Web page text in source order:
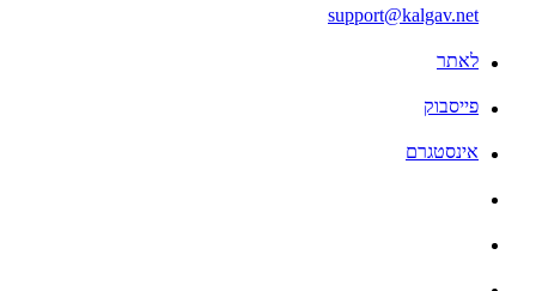
support@kalgav.net
לאתר
פייסבוק
אינסטגרם